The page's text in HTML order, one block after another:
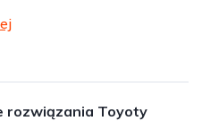
rozwiązania Toyoty